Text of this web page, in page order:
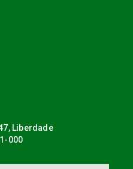
Liberdade
000